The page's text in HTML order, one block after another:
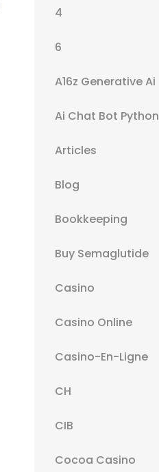
4
6
A16z Generative Ai
Ai Chat Bot Python
Articles
Blog
Bookkeeping
Buy Semaglutide
Casino
Casino Online
Casino-En-Ligne
CH
CIB
Cocoa Casino